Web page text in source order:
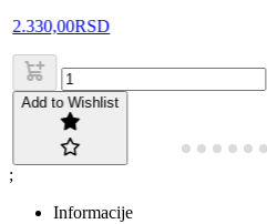
2.330,00RSD
Add to Wishlist
;
Informacije